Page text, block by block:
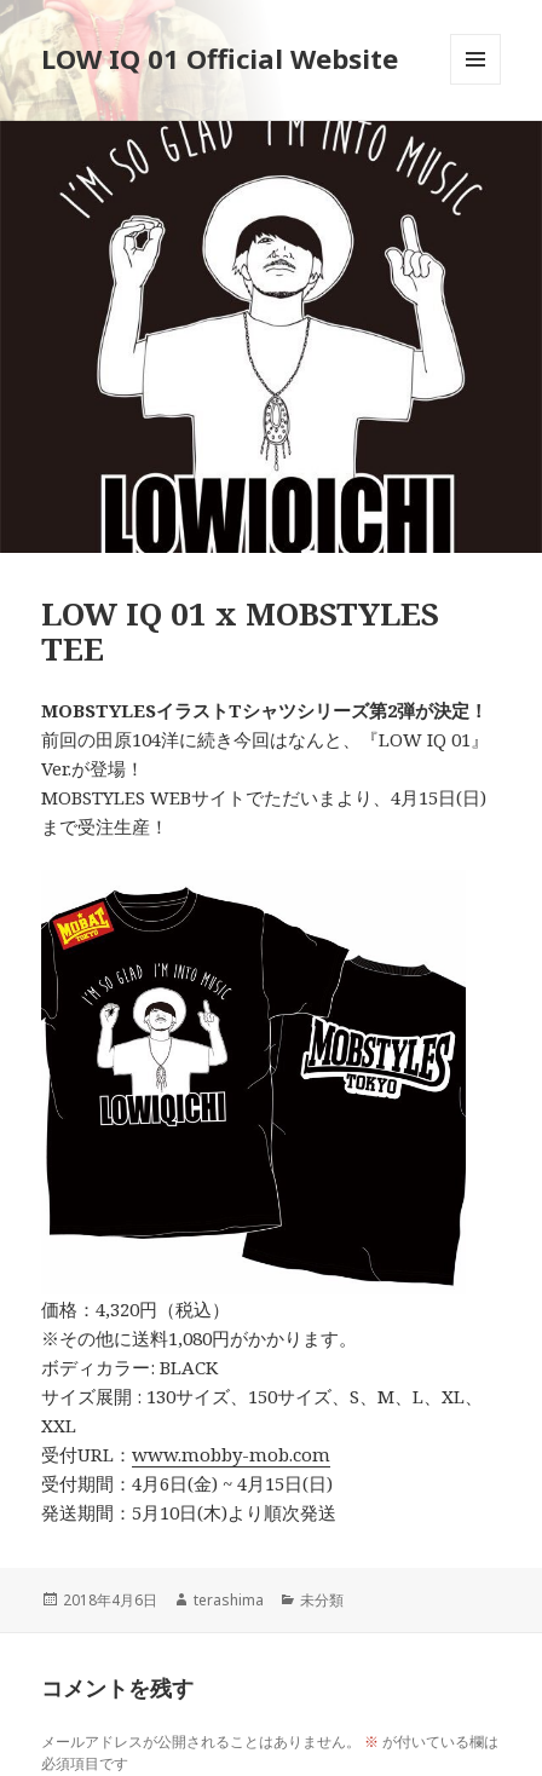
LOW IQ 01 Official Website
ーとウ
LOW IQ 01 x MOBSTYLES
TEE
MOBSTYLESイラストTシャツシリーズ第2弾が決定！
前回の田原104洋に続き今回はなんと、『LOW IQ 01』
Ver.が登場！
MOBSTYLES WEBサイトでただいまより、4月15日(日)
まで受注生産！
価格：4,320円（税込）
※その他に送料1,080円がかかります。
ボディカラー: BLACK
サイズ展開 : 130サイズ、150サイズ、S、M、L、XL、
XXL
受付URL：www.mobby-mob.com
受付期間：4月6日(金) ~ 4月15日(日)
発送期間：5月10日(木)より順次発送
投
2018年4月6日
作
terashima
カ
未分類
コメントを残す
メールアドレスが公開されることはありません。 ※ が付いている欄は
必須項目です